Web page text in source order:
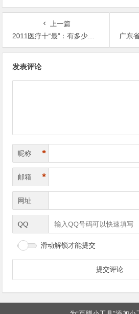
上一篇
2011医疗十“最”：有多少悲剧本可以避免？
广东省
发表评论
昵称 *
邮箱 *
网址
QQ
滑动解锁才能提交